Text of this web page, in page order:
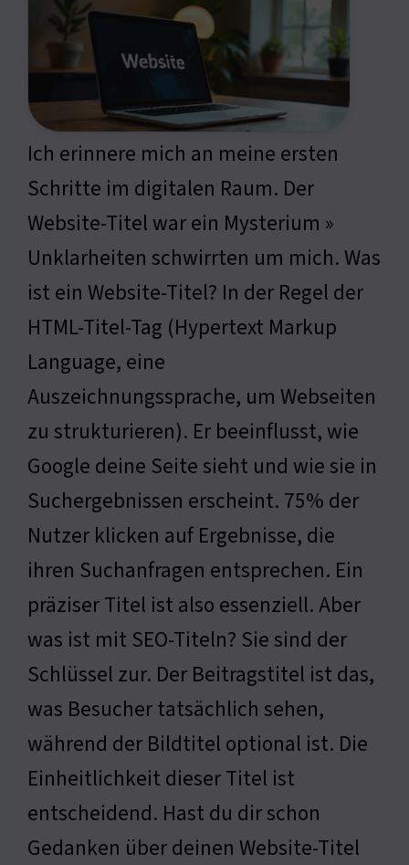
Ich erinnere mich an meine ersten
Schritte im digitalen Raum. Der
Website-Titel war ein Mysterium »
Unklarheiten schwirrten um mich. Was
ist ein Website-Titel? In der Regel der
HTML-Titel-Tag (Hypertext Markup
Language, eine
Auszeichnungssprache, um Webseiten
zu strukturieren). Er beeinflusst, wie
Google deine Seite sieht und wie sie in
Suchergebnissen erscheint. 75% der
Nutzer klicken auf Ergebnisse, die
ihren Suchanfragen entsprechen. Ein
präziser Titel ist also essenziell. Aber
was ist mit SEO-Titeln? Sie sind der
Schlüssel zur. Der Beitragstitel ist das,
was Besucher tatsächlich sehen,
während der Bildtitel optional ist. Die
Einheitlichkeit dieser Titel ist
entscheidend. Hast du dir schon
Gedanken über deinen Website-Titel